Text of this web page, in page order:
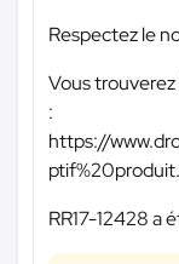
Respectez le
Vous
:
https://
RR17-12428 a